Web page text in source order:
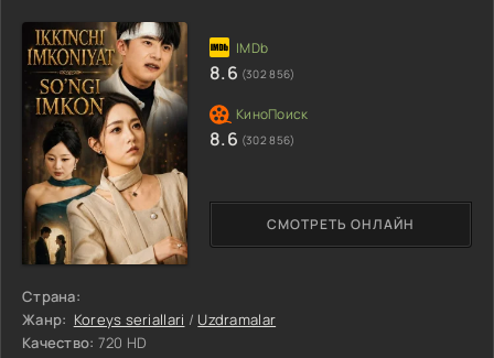
Страна:
Жанр: Koreys seriallari / Uzdramalar
Качество: 720 HD
СМОТРЕТЬ ОНЛАЙН
8.6 (302 856)
8.6 (302 856)